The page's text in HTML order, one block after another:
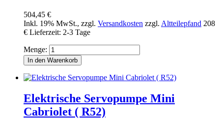
504,45 €
Inkl. 19% MwSt., zzgl. Versandkosten zzgl. Altteilepfand 208
€ Lieferzeit: 2-3 Tage
Menge:
In den Warenkorb
Elektrische Servopumpe Mini
Cabriolet ( R52)